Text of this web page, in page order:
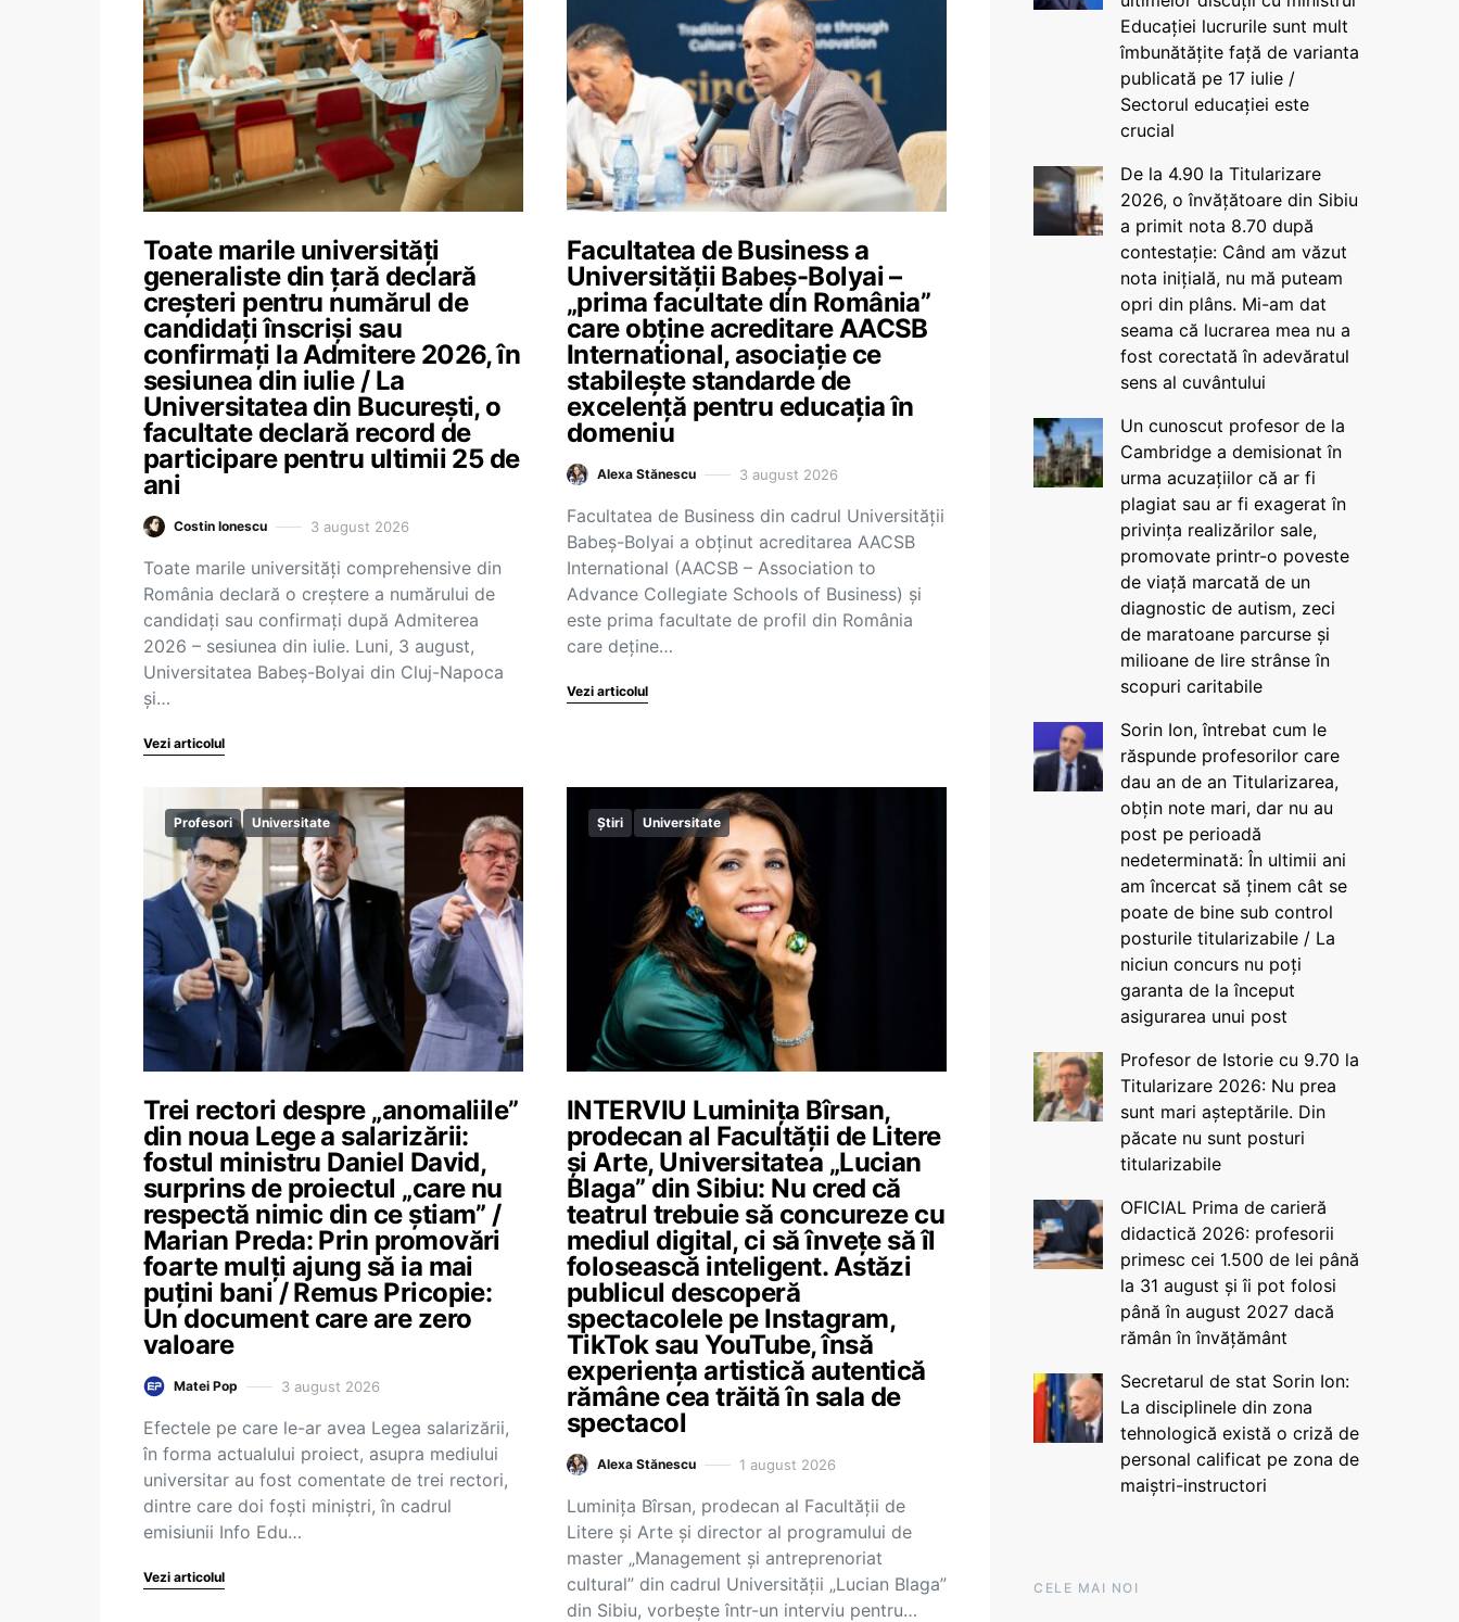
Toate marile universități
generaliste din țară declară
creșteri pentru numărul de
candidați înscriși sau
confirmați la Admitere 2026, în
sesiunea din iulie / La
Universitatea din București, o
facultate declară record de
participare pentru ultimii 25 de
ani
Costin Ionescu 3 august 2026
Toate marile universități comprehensive din
România declară o creștere a numărului de
candidați sau confirmați după Admiterea
2026 – sesiunea din iulie. Luni, 3 august,
Universitatea Babeș-Bolyai din Cluj-Napoca
și…
Vezi articolul
Facultatea de Business a
Universității Babeș-Bolyai –
„prima facultate din România”
care obține acreditare AACSB
International, asociație ce
stabilește standarde de
excelență pentru educația în
domeniu
Alexa Stănescu 3 august 2026
Facultatea de Business din cadrul Universității
Babeș-Bolyai a obținut acreditarea AACSB
International (AACSB – Association to
Advance Collegiate Schools of Business) și
este prima facultate de profil din România
care deține…
Vezi articolul
Profesori Universitate
Trei rectori despre „anomaliile”
din noua Lege a salarizării:
fostul ministru Daniel David,
surprins de proiectul „care nu
respectă nimic din ce știam” /
Marian Preda: Prin promovări
foarte mulți ajung să ia mai
puțini bani / Remus Pricopie:
Un document care are zero
valoare
Matei Pop 3 august 2026
Efectele pe care le-ar avea Legea salarizării,
în forma actualului proiect, asupra mediului
universitar au fost comentate de trei rectori,
dintre care doi foști miniștri, în cadrul
emisiunii Info Edu…
Vezi articolul
Știri Universitate
INTERVIU Luminița Bîrsan,
prodecan al Facultății de Litere
și Arte, Universitatea „Lucian
Blaga” din Sibiu: Nu cred că
teatrul trebuie să concureze cu
mediul digital, ci să învețe să îl
folosească inteligent. Astăzi
publicul descoperă
spectacolele pe Instagram,
TikTok sau YouTube, însă
experiența artistică autentică
rămâne cea trăită în sala de
spectacol
Alexa Stănescu 1 august 2026
Luminița Bîrsan, prodecan al Facultății de
Litere și Arte și director al programului de
master „Management și antreprenoriat
cultural” din cadrul Universității „Lucian Blaga”
din Sibiu, vorbește într-un interviu pentru…
Educației lucrurile sunt mult
îmbunătățite față de varianta
publicată pe 17 iulie /
Sectorul educației este
crucial
De la 4.90 la Titularizare
2026, o învățătoare din Sibiu
a primit nota 8.70 după
contestație: Când am văzut
nota inițială, nu mă puteam
opri din plâns. Mi-am dat
seama că lucrarea mea nu a
fost corectată în adevăratul
sens al cuvântului
Un cunoscut profesor de la
Cambridge a demisionat în
urma acuzațiilor că ar fi
plagiat sau ar fi exagerat în
privința realizărilor sale,
promovate printr-o poveste
de viață marcată de un
diagnostic de autism, zeci
de maratoane parcurse și
milioane de lire strânse în
scopuri caritabile
Sorin Ion, întrebat cum le
răspunde profesorilor care
dau an de an Titularizarea,
obțin note mari, dar nu au
post pe perioadă
nedeterminată: În ultimii ani
am încercat să ținem cât se
poate de bine sub control
posturile titularizabile / La
niciun concurs nu poți
garanta de la început
asigurarea unui post
Profesor de Istorie cu 9.70 la
Titularizare 2026: Nu prea
sunt mari așteptările. Din
păcate nu sunt posturi
titularizabile
OFICIAL Prima de carieră
didactică 2026: profesorii
primesc cei 1.500 de lei până
la 31 august și îi pot folosi
până în august 2027 dacă
rămân în învățământ
Secretarul de stat Sorin Ion:
La disciplinele din zona
tehnologică există o criză de
personal calificat pe zona de
maiștri-instructori
CELE MAI NOI